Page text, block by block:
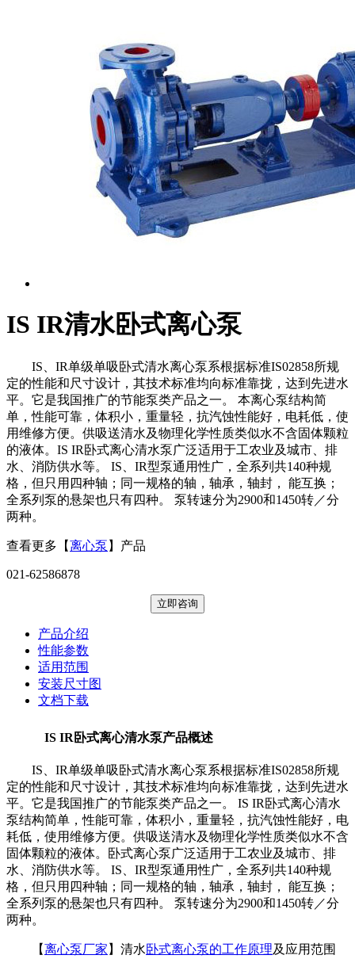
IS IR清水卧式离心泵
IS、IR单级单吸卧式清水离心泵系根据标准IS02858所规
定的性能和尺寸设计，其技术标准均向标准靠拢，达到先进水
平。它是我国推广的节能泵类产品之一。 本离心泵结构简
单，性能可靠，体积小，重量轻，抗汽蚀性能好，电耗低，使
用维修方便。供吸送清水及物理化学性质类似水不含固体颗粒
的液体。IS IR卧式离心清水泵广泛适用于工农业及城市、排
水、消防供水等。 IS、IR型泵通用性广，全系列共140种规
格，但只用四种轴；同一规格的轴，轴承，轴封， 能互换；
全系列泵的悬架也只有四种。 泵转速分为2900和1450转／分
两种。
查看更多【离心泵 】产品
021-62586878
立即咨询
产品介绍
性能参数
适用范围
安装尺寸图
文档下载
IS IR卧式离心清水泵产品概述
IS、IR单级单吸卧式清水离心泵系根据标准IS02858所规
定的性能和尺寸设计，其技术标准均向标准靠拢，达到先进水
平。它是我国推广的节能泵类产品之一。 IS IR卧式离心清水
泵结构简单，性能可靠，体积小，重量轻，抗汽蚀性能好，电
耗低，使用维修方便。供吸送清水及物理化学性质类似水不含
固体颗粒的液体。卧式离心泵广泛适用于工农业及城市、排
水、消防供水等。 IS、IR型泵通用性广，全系列共140种规
格，但只用四种轴；同一规格的轴，轴承，轴封， 能互换；
全系列泵的悬架也只有四种。 泵转速分为2900和1450转／分
两种。
【离心泵厂家 】清水卧式离心泵的工作原理及应用范围